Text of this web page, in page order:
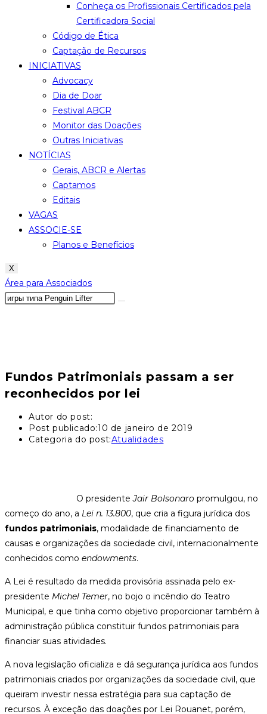
Conheça os Profissionais Certificados pela
Certificadora Social
Código de Ética
Captação de Recursos
INICIATIVAS
Advocacy
Dia de Doar
Festival ABCR
Monitor das Doações
Outras Iniciativas
NOTÍCIAS
Gerais, ABCR e Alertas
Captamos
Editais
VAGAS
ASSOCIE-SE
Planos e Benefícios
X
Área para Associados
Fundos Patrimoniais passam a ser
reconhecidos por lei
Autor do post:
Post publicado:10 de janeiro de 2019
Categoria do post:Atualidades
O presidenteJair Bolsonaro promulgou, no
começo do ano, a Lei n. 13.800, que cria a figura jurídica dos
fundos patrimoniais, modalidade de financiamento de
causas e organizações da sociedade civil, internacionalmente
conhecidos como endowments.
A Lei é resultado da medida provisória assinada pelo ex-
presidente Michel Temer, no bojo o incêndio do Teatro
Municipal, e que tinha como objetivo proporcionar também à
administração pública constituir fundos patrimoniais para
financiar suas atividades.
A nova legislação oficializa e dá segurança jurídica aos fundos
patrimoniais criados por organizações da sociedade civil, que
queiram investir nessa estratégia para sua captação de
recursos. À exceção das doações por Lei Rouanet, porém,